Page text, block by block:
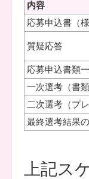
内容
応募申込書（
質疑応答
応募申込書類
一次選考（書類
二次選考（プ
最終選考結果
上記ス